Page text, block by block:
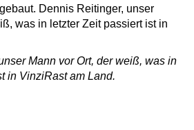
Dennis Reitinger, unser
was in letzter Zeit passiert ist in
Mann vor Ort, der weiß, was in
in VinziRast am Land.